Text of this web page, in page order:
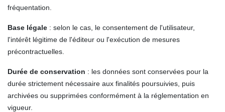
fréquentation.
Base légale : selon le cas, le consentement de l'utilisateur,
l'intérêt légitime de l'éditeur ou l'exécution de mesures
précontractuelles.
Durée de conservation : les données sont conservées pour la
durée strictement nécessaire aux finalités poursuivies, puis
archivées ou supprimées conformément à la réglementation en
vigueur.